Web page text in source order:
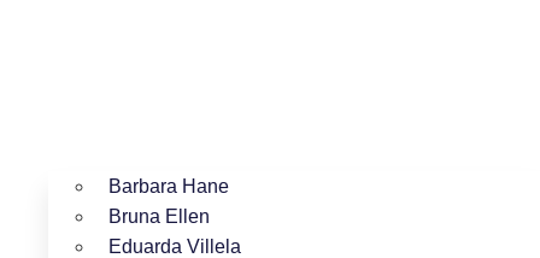
Barbara Hane
Bruna Ellen
Eduarda Villela